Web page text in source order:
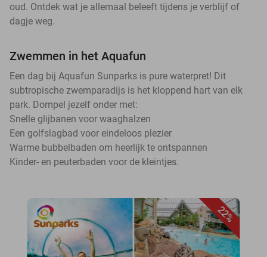
oud. Ontdek wat je allemaal beleeft tijdens je verblijf of
dagje weg.
Zwemmen in het Aquafun
Een dag bij Aquafun Sunparks is pure waterpret! Dit
subtropische zwemparadijs is het kloppend hart van elk
park. Dompel jezelf onder met:
Snelle glijbanen voor waaghalzen
Een golfslagbad voor eindeloos plezier
Warme bubbelbaden om heerlijk te ontspannen
Kinder- en peuterbaden voor de kleintjes.
22%